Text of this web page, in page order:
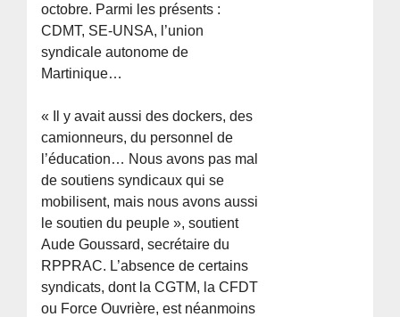
octobre. Parmi les présents :
CDMT, SE-UNSA, l’union
syndicale autonome de
Martinique…
« Il y avait aussi des dockers, des
camionneurs, du personnel de
l’éducation… Nous avons pas mal
de soutiens syndicaux qui se
mobilisent, mais nous avons aussi
le soutien du peuple », soutient
Aude Goussard, secrétaire du
RPPRAC. L’absence de certains
syndicats, dont la CGTM, la CFDT
ou Force Ouvrière, est néanmoins